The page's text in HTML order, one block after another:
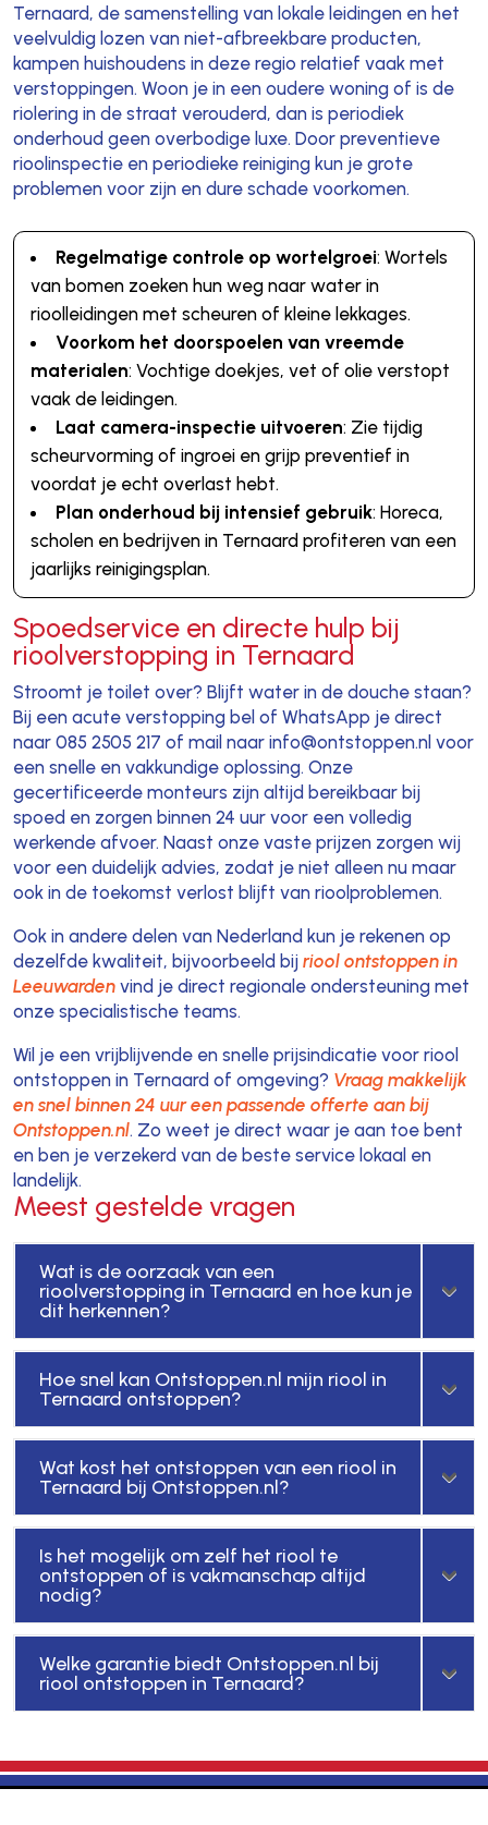
Ternaard, de samenstelling van lokale leidingen en het
veelvuldig lozen van niet-afbreekbare producten,
kampen huishoudens in deze regio relatief vaak met
verstoppingen. Woon je in een oudere woning of is de
riolering in de straat verouderd, dan is periodiek
onderhoud geen overbodige luxe. Door preventieve
rioolinspectie en periodieke reiniging kun je grote
problemen voor zijn en dure schade voorkomen.
Regelmatige controle op wortelgroei: Wortels
van bomen zoeken hun weg naar water in
rioolleidingen met scheuren of kleine lekkages.
Voorkom het doorspoelen van vreemde
materialen: Vochtige doekjes, vet of olie verstopt
vaak de leidingen.
Laat camera-inspectie uitvoeren: Zie tijdig
scheurvorming of ingroei en grijp preventief in
voordat je echt overlast hebt.
Plan onderhoud bij intensief gebruik: Horeca,
scholen en bedrijven in Ternaard profiteren van een
jaarlijks reinigingsplan.
Spoedservice en directe hulp bij
rioolverstopping in Ternaard
Stroomt je toilet over? Blijft water in de douche staan?
Bij een acute verstopping bel of WhatsApp je direct
naar 085 2505 217 of mail naar info@ontstoppen.nl voor
een snelle en vakkundige oplossing. Onze
gecertificeerde monteurs zijn altijd bereikbaar bij
spoed en zorgen binnen 24 uur voor een volledig
werkende afvoer. Naast onze vaste prijzen zorgen wij
voor een duidelijk advies, zodat je niet alleen nu maar
ook in de toekomst verlost blijft van rioolproblemen.
Ook in andere delen van Nederland kun je rekenen op
dezelfde kwaliteit, bijvoorbeeld bij riool ontstoppen in
Leeuwardenvind je direct regionale ondersteuning met
onze specialistische teams.
Wil je een vrijblijvende en snelle prijsindicatie voor riool
ontstoppen in Ternaard of omgeving? Vraag makkelijk
en snel binnen 24 uur een passende offerte aan bij
Ontstoppen.nl. Zo weet je direct waar je aan toe bent
en ben je verzekerd van de beste service lokaal en
landelijk.
Meest gestelde vragen
Wat is de oorzaak van een
rioolverstopping in Ternaard en hoe kun je
dit herkennen?
Hoe snel kan Ontstoppen.nl mijn riool in
Ternaard ontstoppen?
Wat kost het ontstoppen van een riool in
Ternaard bij Ontstoppen.nl?
Is het mogelijk om zelf het riool te
ontstoppen of is vakmanschap altijd
nodig?
Welke garantie biedt Ontstoppen.nl bij
riool ontstoppen in Ternaard?